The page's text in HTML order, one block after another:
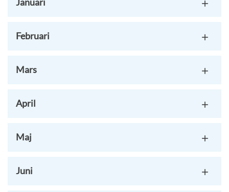
Februari
Mars
April
Maj
Juni